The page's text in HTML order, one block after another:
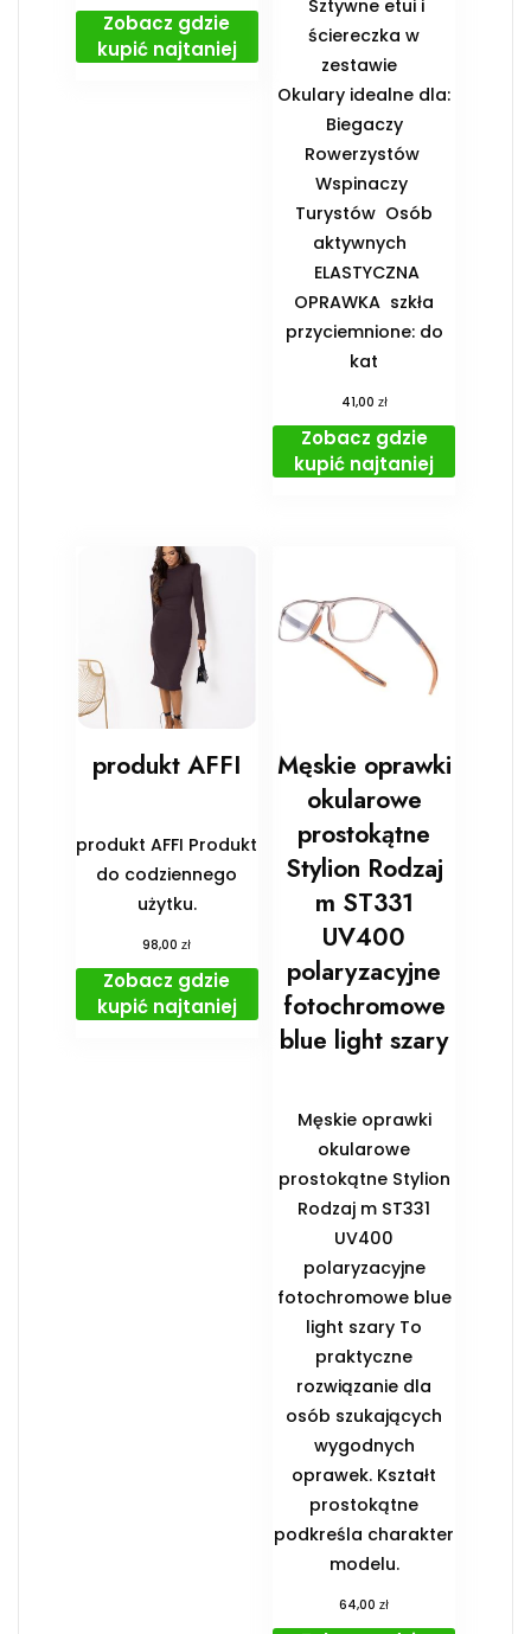
Zobacz gdzie
kupić najtaniej
Sztywne etui i
ściereczka w
zestawie
️Okulary idealne dla:
️ Biegaczy ️
Rowerzystów ️
Wspinaczy ️
Turystów ️ Osób
aktywnych
️ ELASTYCZNA
OPRAWKA ️ szkła
przyciemnione: do
kat
41,00 zł
Zobacz gdzie
kupić najtaniej
produkt AFFI
produkt AFFI Produkt
do codziennego
użytku.
98,00zł
Zobacz gdzie
kupić najtaniej
Męskie oprawki
okularowe
prostokątne
Stylion Rodzaj
m ST331
UV400
polaryzacyjne
fotochromowe
blue light szary
Męskie oprawki
okularowe
prostokątne Stylion
Rodzaj m ST331
UV400
polaryzacyjne
fotochromowe blue
light szary To
praktyczne
rozwiązanie dla
osób szukających
wygodnych
oprawek. Kształt
prostokątne
podkreśla charakter
modelu.
64,00zł